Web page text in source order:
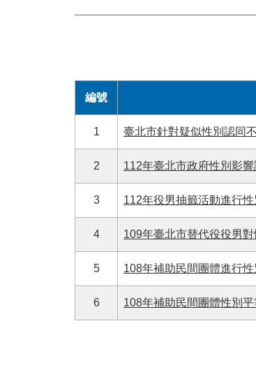
編號
1 臺北市針對疑似性別認同
2 112年臺北市政府性別影
3 112年役男抽籤活動進行
4 109年臺北市替代役役男
5 108年補助民間團體進行
6 108年補助民間團體性別